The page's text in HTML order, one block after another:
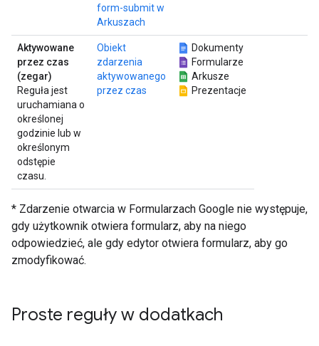
form-submit w
Arkuszach
Aktywowane
przez czas
(zegar)
Reguła jest
uruchamiana o
określonej
godzinie lub w
określonym
odstępie
czasu.
Obiekt
zdarzenia
aktywowanego
przez czas
Dokumenty
Formularze
Arkusze
Prezentacje
* Zdarzenie otwarcia w Formularzach Google nie występuje,
gdy użytkownik otwiera formularz, aby na niego
odpowiedzieć, ale gdy edytor otwiera formularz, aby go
zmodyfikować.
Proste reguły w dodatkach